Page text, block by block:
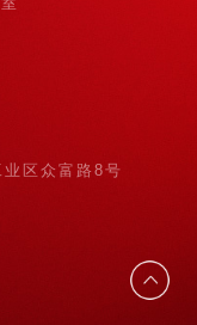
区众富路8号